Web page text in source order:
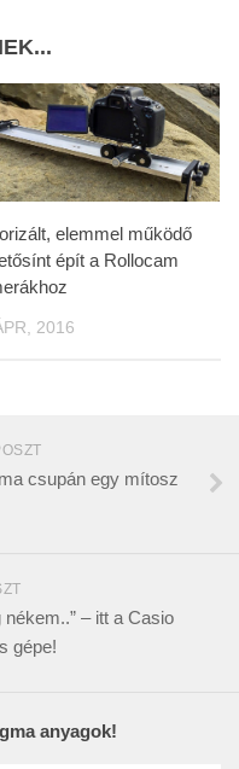
elemmel működő
épít a Rollocam
2016
csupán egy mítosz
– itt a Casio
gépe!
anyagok!